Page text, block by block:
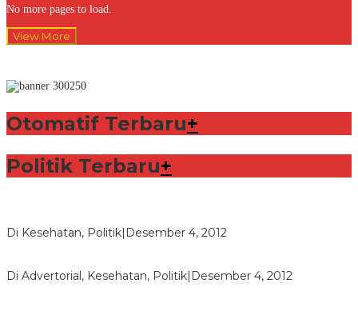
No more pages to load.
View More
Otomatif Terbaru+
Politik Terbaru+
Di Kesehatan, Politik| Desember 4, 2012
Di Advertorial, Kesehatan, Politik| Desember 4, 2012